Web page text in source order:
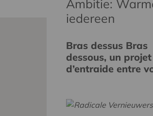
Ambitie:
iedereen
Bras dessus Bras
dessous, un projet
d’entraide entre